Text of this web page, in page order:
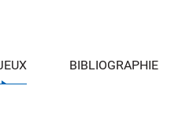
BIBLIOGRAPHIE